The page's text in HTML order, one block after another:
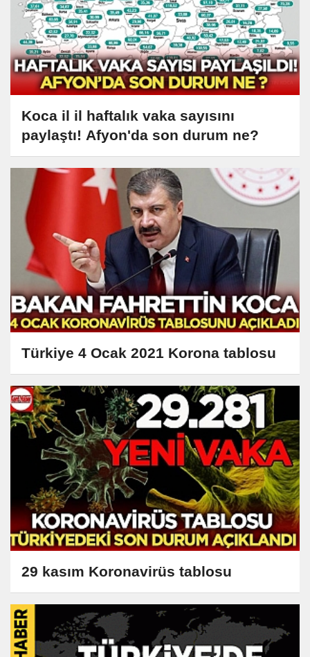
Koca il il haftalık vaka sayısını
paylaştı! Afyon'da son durum ne?
Türkiye 4 Ocak 2021 Korona tablosu
29 kasım Koronavirüs tablosu